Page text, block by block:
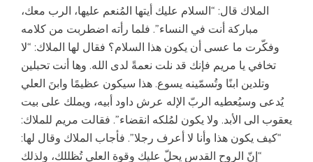
الملاك قال: “السلام عليك أيتها المُنعم عليها، الرب معك،
مباركة أنت في النساء”. فلما رأته اضطربت من كلامه
وفكّرت ما عسى أن يكون هذا السلام؟ فقال لها الملاك: “لا
تخافي يا مريم فإنك قد نلت نعمةً لدى الله. وها أنت تحبلين
وتلدين ابنًا وتُسمّينه يسوع. هذا سيكون عظيمًا وابنَ العلي
يُدعى وسيُعطيه الربّ الإله عرش داود أبيه، ويملك على بيت
يعقوب الى الأبد. ولا يكون لمُلكه انقضاء”. فقالت مريم للملاك:
“كيف يكون هذا وأنا لا أعرف رجلا”. فأجاب الملاك وقال لها:
“إنّ الروح القدس يحلّ عليك وقوة العلي تُظللك، ولذلك